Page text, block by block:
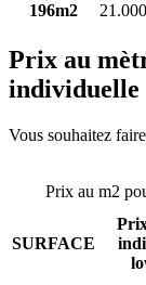
196m2
Prix au
individuelle
Vous souhaitez
Prix au m2
SURFACE